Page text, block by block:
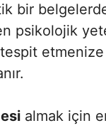
bir
psikolojik
almak için